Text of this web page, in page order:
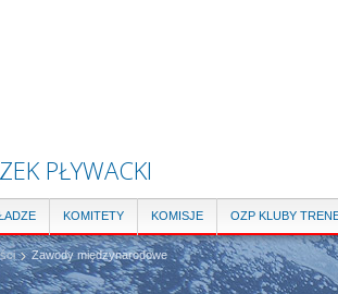
PŁYWACKI
KOMITETY KOMISJE OZP KLUBY
Zawody międzynarodowe